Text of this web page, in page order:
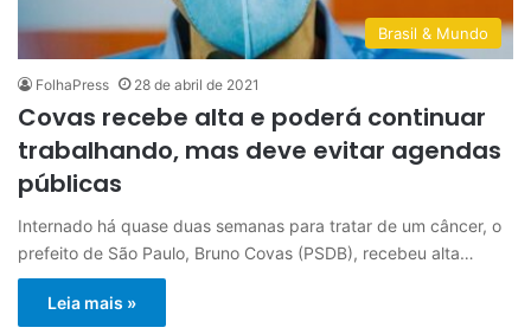
Brasil & Mundo
FolhaPress 28 de abril de 2021
Covas recebe alta e poderá continuar
trabalhando, mas deve evitar agendas
públicas
Internado há quase duas semanas para tratar de um câncer, o
prefeito de São Paulo, Bruno Covas (PSDB), recebeu alta…
Leia mais »